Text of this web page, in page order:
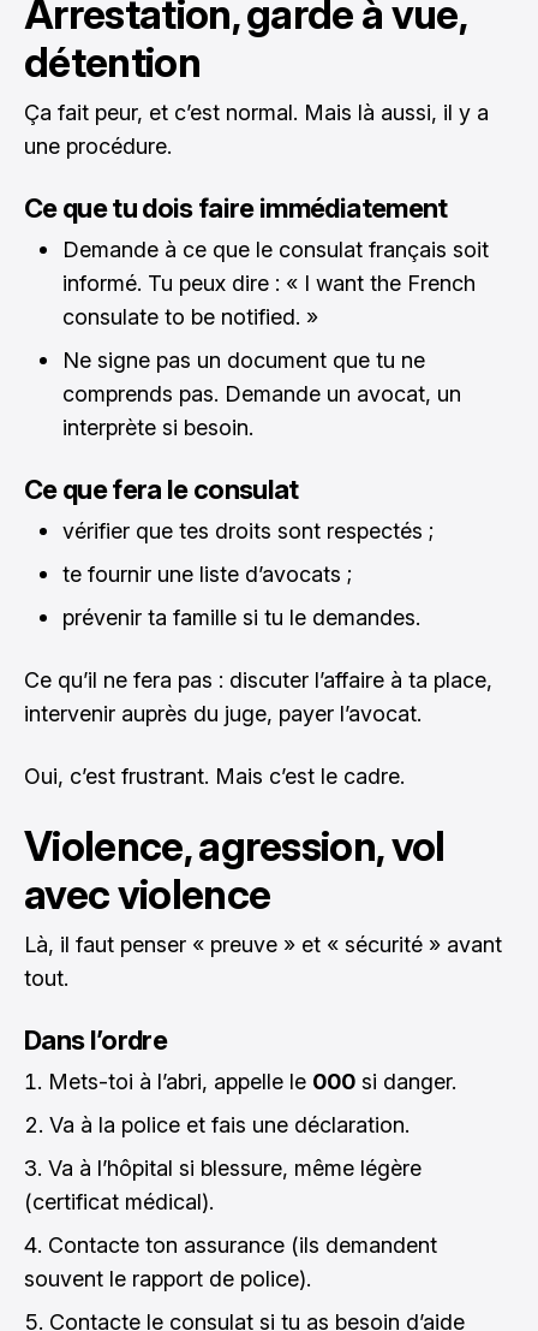
Arrestation, garde à vue,
détention
Ça fait peur, et c’est normal. Mais là aussi, il y a
une procédure.
Ce que tu dois faire immédiatement
Demande à ce que le consulat français soit
informé. Tu peux dire : « I want the French
consulate to be notified. »
Ne signe pas un document que tu ne
comprends pas. Demande un avocat, un
interprète si besoin.
Ce que fera le consulat
vérifier que tes droits sont respectés ;
te fournir une liste d’avocats ;
prévenir ta famille si tu le demandes.
Ce qu’il ne fera pas : discuter l’affaire à ta place,
intervenir auprès du juge, payer l’avocat.
Oui, c’est frustrant. Mais c’est le cadre.
Violence, agression, vol
avec violence
Là, il faut penser « preuve » et « sécurité » avant
tout.
Dans l’ordre
Mets-toi à l’abri, appelle le 000 si danger.
Va à la police et fais une déclaration.
Va à l’hôpital si blessure, même légère
(certificat médical).
Contacte ton assurance (ils demandent
souvent le rapport de police).
Contacte le consulat si tu as besoin d’aide